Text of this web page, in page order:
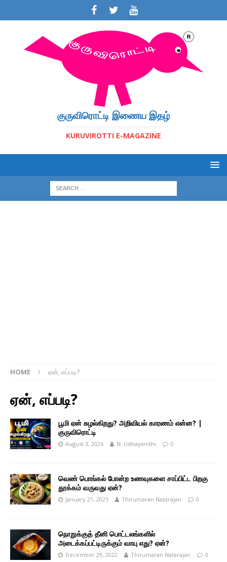
குருவிரொட்டி இணைய இதழ்
KURUVIROTTI E-MAGAZINE
HOME ஏன், எப்படி?
ஏன், எப்படி?
பூமி ஏன் சுழல்கிறது? அறிவியல் காரணம் என்ன? |
குருவிரொட்டி
August 3, 2026 N. Udhayanithi 0
வெண் பொங்கல் போன்ற உணவுகளை சாப்பிட்ட பிறகு
தூக்கம் வருவது ஏன்?
January 21, 2025 Thirumaran Natarajan 0
நொறுக்குத் தீனி பொட்டலங்களில்
அடைக்கப்பட்டிருக்கும் வாயு எது? ஏன்?
December 29, 2022 Thirumaran Natarajan 0